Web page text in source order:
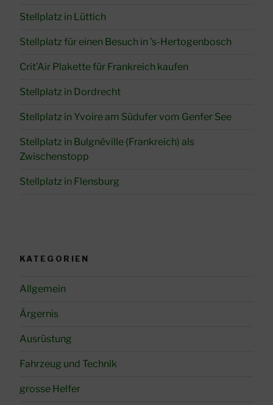
Stellplatz in Lüttich
Stellplatz für einen Besuch in ’s-Hertogenbosch
Crit’Air Plakette für Frankreich kaufen
Stellplatz in Dordrecht
Stellplatz in Yvoire am Südufer vom Genfer See
Stellplatz in Bulgnéville (Frankreich) als
Zwischenstopp
Stellplatz in Flensburg
KATEGORIEN
Allgemein
Ärgernis
Ausrüstung
Fahrzeug und Technik
grosse Helfer